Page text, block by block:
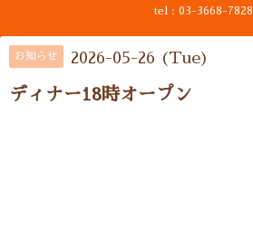
tel : 03-3668-7828
お知らせ 2026-05-26 (Tue)
ディナー18時オープン